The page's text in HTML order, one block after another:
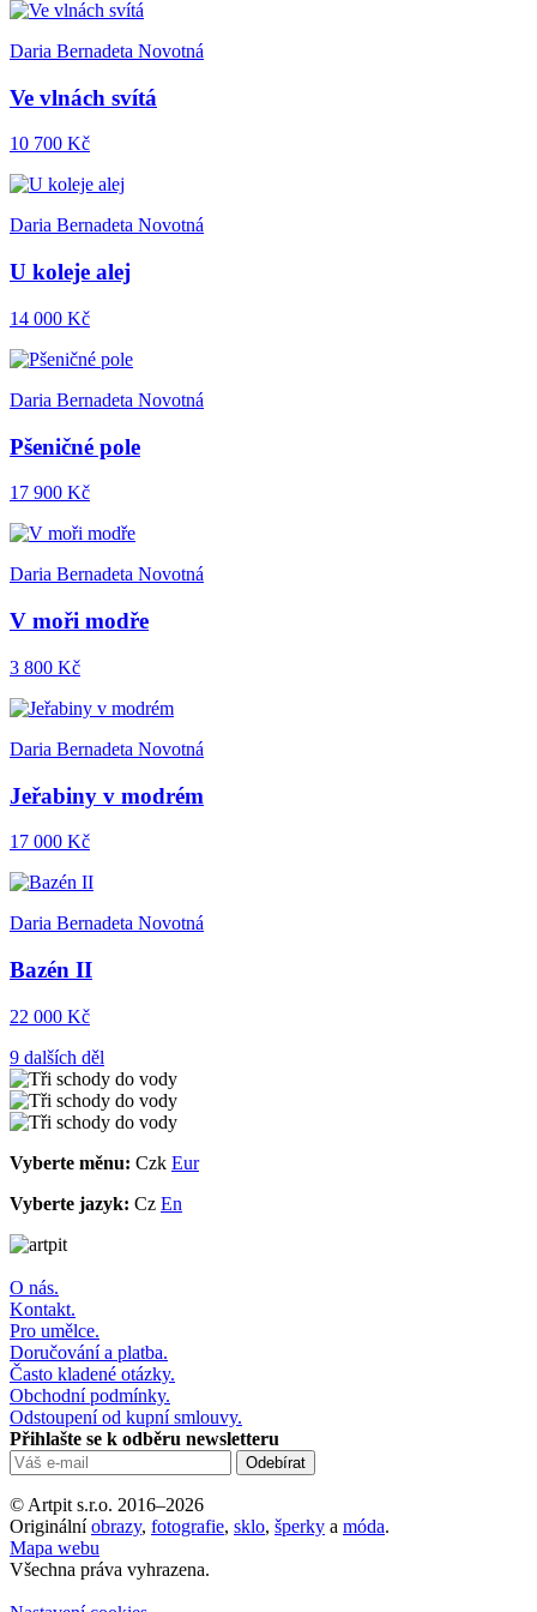
Daria Bernadeta Novotná
Ve vlnách svítá
10 700 Kč
Daria Bernadeta Novotná
U koleje alej
14 000 Kč
Daria Bernadeta Novotná
Pšeničné pole
17 900 Kč
Daria Bernadeta Novotná
V moři modře
3 800 Kč
Daria Bernadeta Novotná
Jeřabiny v modrém
17 000 Kč
Daria Bernadeta Novotná
Bazén II
22 000 Kč
9 dalších děl
Vyberte měnu: Czk Eur
Vyberte jazyk: Cz En
O nás.
Kontakt.
Pro umělce.
Doručování a platba.
Často kladené otázky.
Obchodní podmínky.
Odstoupení od kupní smlouvy.
Přihlašte se k odběru newsletteru
© Artpit s.r.o. 2016–2026
Originálníobrazy, fotografie, sklo, šperky a móda.
Mapa webu
Všechna práva vyhrazena.